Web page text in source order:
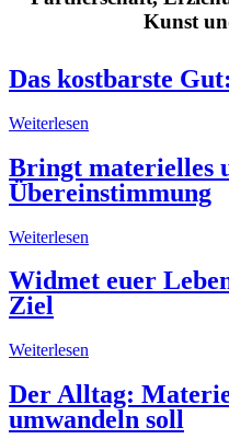
Kunst
Das kostbarste
Weiterlesen
Bringt materielles
Übereinstimmung
Weiterlesen
Widmet euer
Ziel
Weiterlesen
Der Alltag:
umwandeln soll